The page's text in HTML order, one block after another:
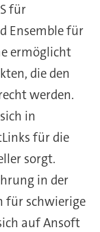
für
Ensemble für
ermöglicht
die den
werden.
in
für die
sorgt.
in der
für schwierige
auf Ansoft